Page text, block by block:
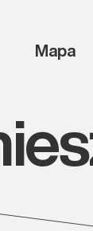
Mapa